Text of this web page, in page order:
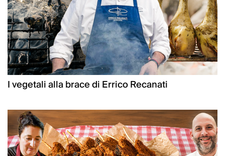
I vegetali alla brace di Errico Recanati